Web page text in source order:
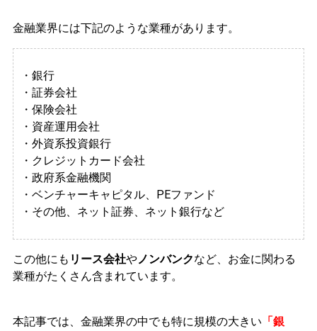
金融業界には下記のような業種があります。
・銀行
・証券会社
・保険会社
・資産運用会社
・外資系投資銀行
・クレジットカード会社
・政府系金融機関
・ベンチャーキャピタル、PEファンド
・その他、ネット証券、ネット銀行など
この他にも リース会社やノンバンクなど、お金に関わる
業種がたくさん含まれています。
本記事では、金融業界の中でも特に規模の大きい 「銀